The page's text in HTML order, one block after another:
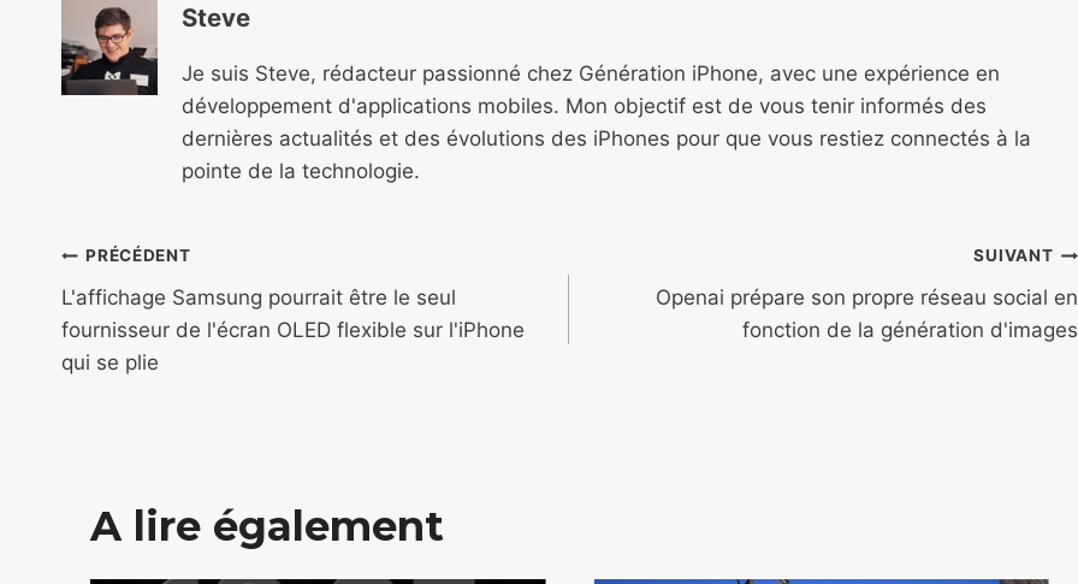
Steve
Je suis Steve, rédacteur passionné chez Génération iPhone, avec une expérience en
développement d'applications mobiles. Mon objectif est de vous tenir informés des
dernières actualités et des évolutions des iPhones pour que vous restiez connectés à la
pointe de la technologie.
Navigation
de
l’article
PRÉCÉDENT
L'affichage Samsung pourrait être le seul
fournisseur de l'écran OLED flexible sur l'iPhone
qui se plie
SUIVANT
Openai prépare son propre réseau social en
fonction de la génération d'images
A lire également